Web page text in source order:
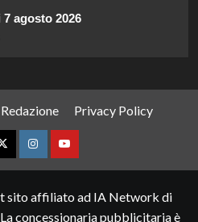
agosto 2026
Redazione Privacy Policy
TwitterInstagramYouTube
sito affiliato ad IA Network di
concessionaria pubblicitaria è